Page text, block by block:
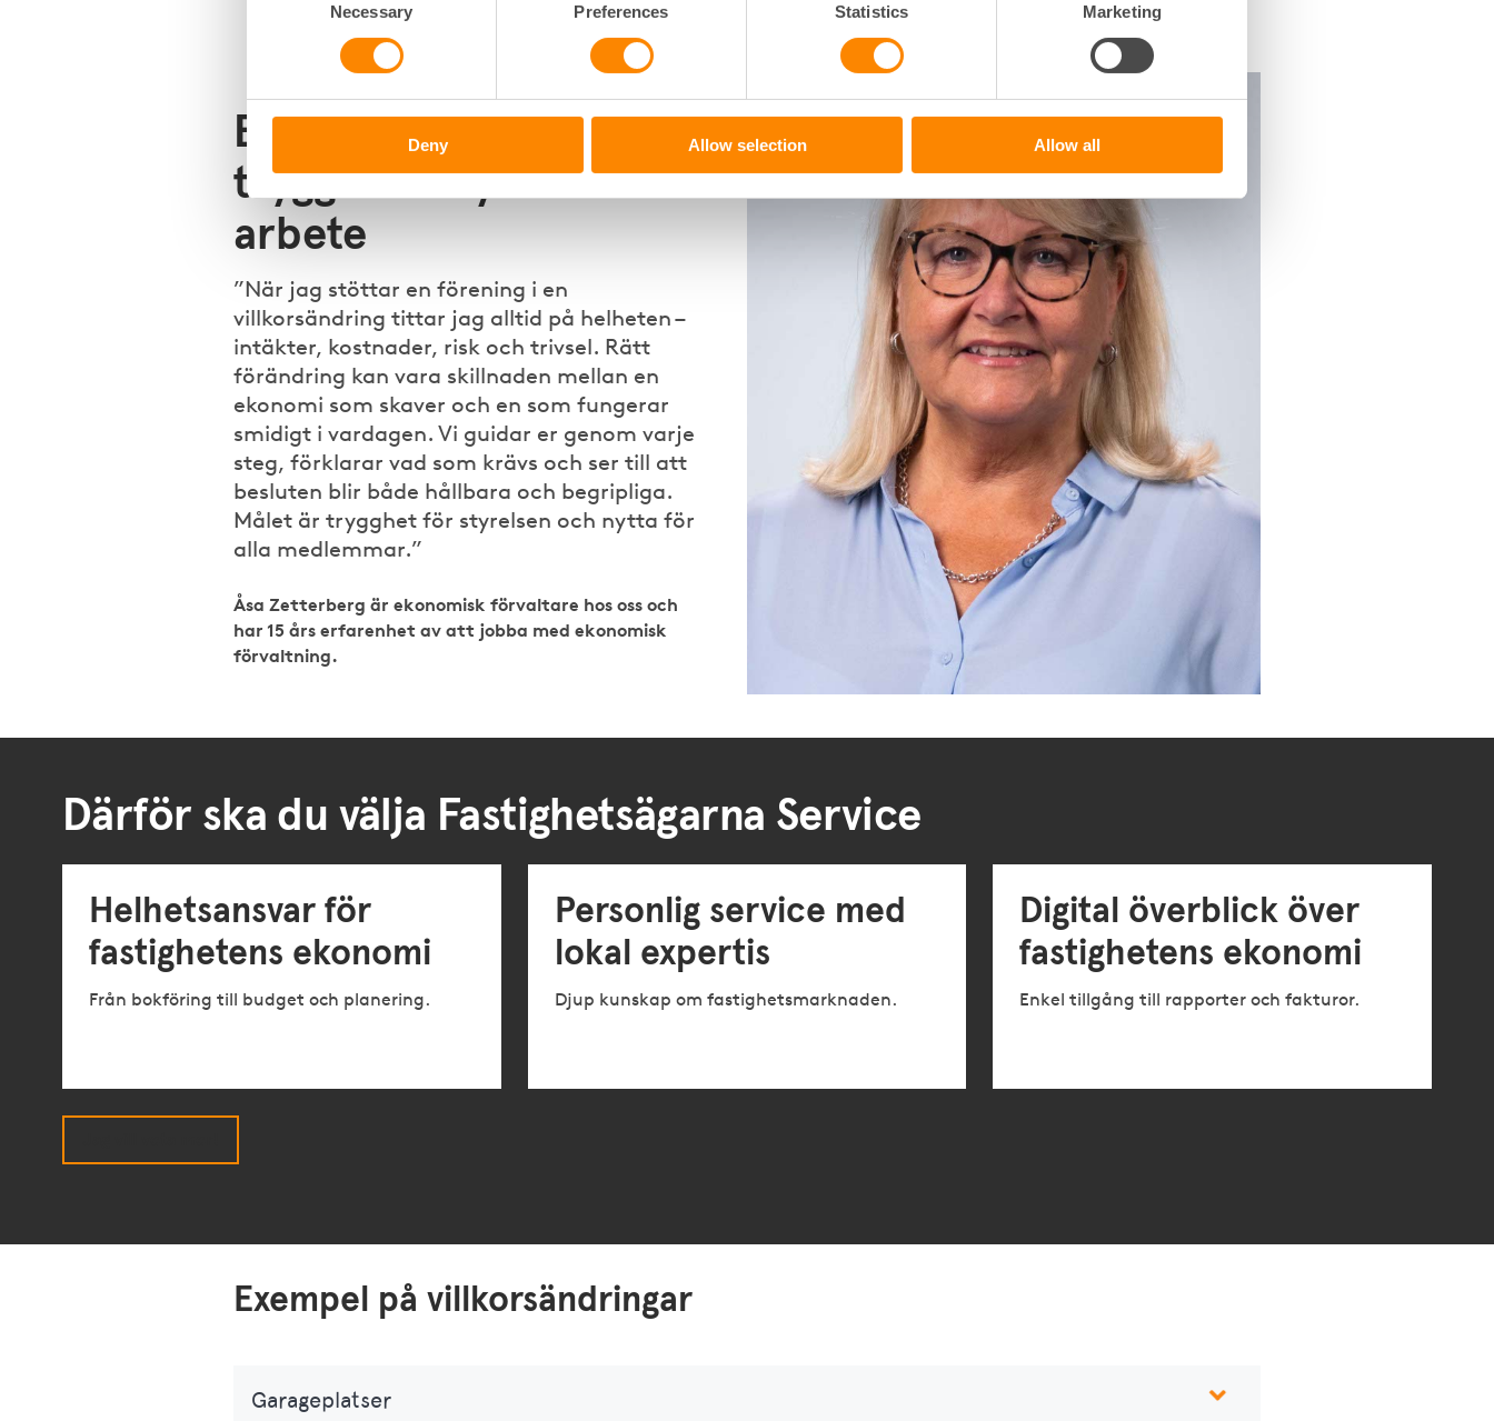
Necessary Preferences Statistics Marketing
Deny Allow selection Allow all
Ekonomi som skapar
trygghet i styrelsens
arbete
”När jag stöttar en förening i en
villkorsändring tittar jag alltid på helheten –
intäkter, kostnader, risk och trivsel. Rätt
förändring kan vara skillnaden mellan en
ekonomi som skaver och en som fungerar
smidigt i vardagen. Vi guidar er genom varje
steg, förklarar vad som krävs och ser till att
besluten blir både hållbara och begripliga.
Målet är trygghet för styrelsen och nytta för
alla medlemmar.”
Åsa Zetterberg är ekonomisk förvaltare hos oss och
har 15 års erfarenhet av att jobba med ekonomisk
förvaltning.
Därför ska du välja Fastighetsägarna Service
Helhetsansvar för
fastighetens ekonomi
Från bokföring till budget och planering.
Personlig service med
lokal expertis
Djup kunskap om fastighetsmarknaden.
Digital överblick över
fastighetens ekonomi
Enkel tillgång till rapporter och fakturor.
Exempel på villkorsändringar
Garageplatser